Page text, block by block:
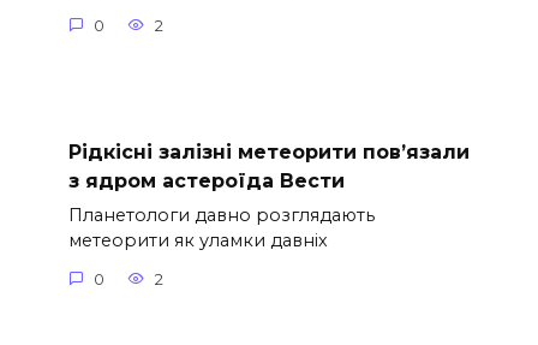
0 2
Рідкісні залізні метеорити пов’язали
з ядром астероїда Вести
Планетологи давно розглядають
метеорити як уламки давніх
0 2